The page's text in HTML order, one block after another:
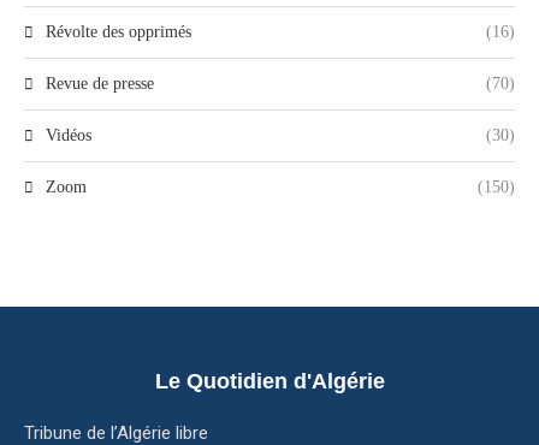
Révolte des opprimés (16)
Revue de presse (70)
Vidéos (30)
Zoom (150)
Le Quotidien d'Algérie
Tribune de l’Algérie libre